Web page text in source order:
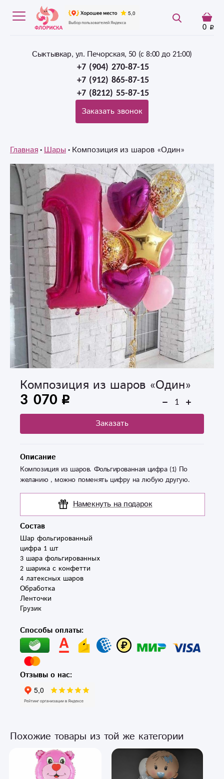
0
Сыктывкар, ул. Печорская, 50 (c 8:00 до 21:00)
+7 (904) 270-87-15
+7 (912) 865-87-15
+7 (8212) 55-87-15
Заказать звонок
Главная Шары Композиция из шаров «Один»
Композиция из шаров «Один»
3 070
Заказать
Описание
Композиция из шаров. Фольгированная цифра (1) По
желанию , можно поменять цифру на любую другую.
Намекнуть на подарок
Состав
Шар фольгированный
цифра 1 шт
3 шара фольгированных
2 шарика с конфетти
4 латексных шаров
Обработка
Ленточки
Способы оплаты:
Отзывы о нас:
Похожие товары из той же категории